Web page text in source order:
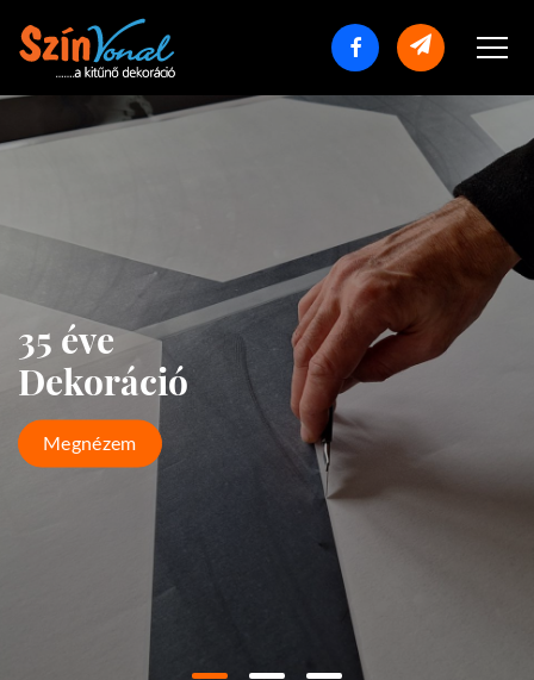
35 éve
Dekoráció
Megnézem